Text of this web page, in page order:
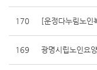
170 [운정다누림노인
169 광명시립노인요